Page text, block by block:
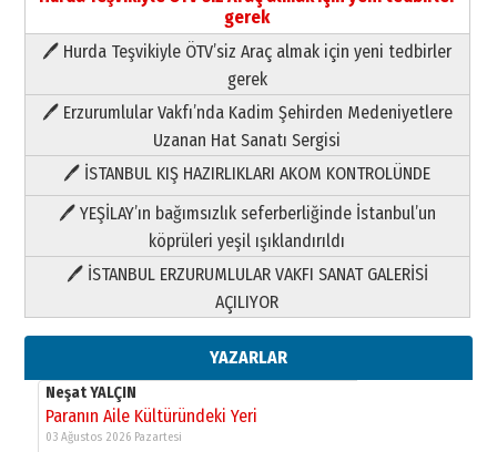
gerek
🖊 Hurda Teşvikiyle ÖTV’siz Araç almak için yeni tedbirler
gerek
🖊 Erzurumlular Vakfı’nda Kadim Şehirden Medeniyetlere
Uzanan Hat Sanatı Sergisi
🖊 İSTANBUL KIŞ HAZIRLIKLARI AKOM KONTROLÜNDE
🖊 YEŞİLAY’ın bağımsızlık seferberliğinde İstanbul’un
köprüleri yeşil ışıklandırıldı
🖊 İSTANBUL ERZURUMLULAR VAKFI SANAT GALERİSİ
AÇILIYOR
YAZARLAR
Yıldırım Gündoğdu
HAVVA’NIN ÜÇ KIZI
09 Temmuz 2026 Perşembe
Yusuf POLAT
Şampiyonluk Sebahattin Şirin’e
yazar
11 Mayıs 2026 Pazartesi
Neşat YALÇIN
Paranın Aile Kültüründeki Yeri
03 Ağustos 2026 Pazartesi
Yıldırım Gündoğdu
HAVVA’NIN ÜÇ KIZI
09 Temmuz 2026 Perşembe